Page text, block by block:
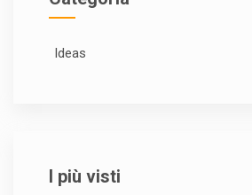
Ideas
I più visti